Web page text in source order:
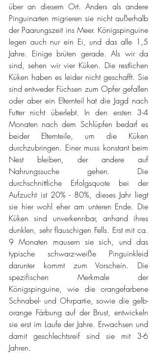
über an diesem Ort. Anders als andere
Pinguinarten migrieren sie nicht außerhalb
der Paarungszeit ins Meer. Königspinguine
legen auch nur ein Ei, und das alle 1,5
Jahre. Einige brüten gerade. Als wir da
sind, sehen wir vier Küken. Die restlichen
Küken haben es leider nicht geschafft. Sie
sind entweder Füchsen zum Opfer gefallen
oder aber ein Elternteil hat die Jagd nach
Futter nicht überlebt. In den ersten 3-4
Monaten nach dem Schlüpfen bedarf es
beider Elternteile, um die Küken
durchzubringen. Einer muss konstant beim
Nest bleiben, der andere auf
Nahrungssuche gehen. Die
durchschnittliche Erfolgsquote bei der
Aufzucht ist 20% - 80%, dieses Jahr liegt
sie hier wohl eher am unteren Ende. Die
Küken sind unverkennbar, anhand ihres
dunklen, sehr flauschigen Fells. Erst mit ca.
9 Monaten mausern sie sich, und das
typische schwarz-weiße Pinguinkleid
darunter kommt zum Vorschein. Die
spezifischen Merkmale der
Königspinguine, wie die orangefarbene
Schnabel- und Ohrpartie, sowie die gelb-
orange Färbung auf der Brust, entwickeln
sie erst im Laufe der Jahre. Erwachsen und
damit geschlechtsreif sind sie mit 3-6
Jahren.